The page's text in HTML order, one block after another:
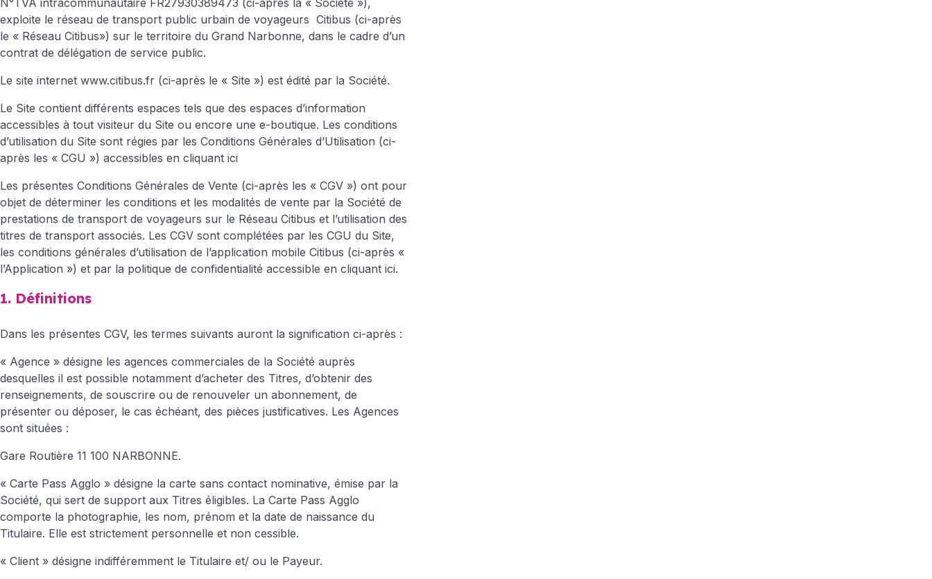
N°TVA intracommunautaire FR27930389473 (ci-après la « Société »),
exploite le réseau de transport public urbain de voyageurs Citibus (ci-après
le « Réseau Citibus») sur le territoire du Grand Narbonne, dans le cadre d’un
contrat de délégation de service public.
Le site internet www.citibus.fr (ci-après le « Site ») est édité par la Société.
Le Site contient différents espaces tels que des espaces d’information
accessibles à tout visiteur du Site ou encore une e-boutique. Les conditions
d’utilisation du Site sont régies par les Conditions Générales d’Utilisation (ci-
après les « CGU ») accessibles en cliquant ici
Les présentes Conditions Générales de Vente (ci-après les « CGV ») ont pour
objet de déterminer les conditions et les modalités de vente par la Société de
prestations de transport de voyageurs sur le Réseau Citibus et l’utilisation des
titres de transport associés. Les CGV sont complétées par les CGU du Site,
les conditions générales d’utilisation de l’application mobile Citibus (ci-après «
l’Application ») et par la politique de confidentialité accessible en cliquant ici.
1. Définitions
Dans les présentes CGV, les termes suivants auront la signification ci-après :
« Agence » désigne les agences commerciales de la Société auprès
desquelles il est possible notamment d’acheter des Titres, d’obtenir des
renseignements, de souscrire ou de renouveler un abonnement, de
présenter ou déposer, le cas échéant, des pièces justificatives. Les Agences
sont situées :
Gare Routière 11 100 NARBONNE.
« Carte Pass Agglo » désigne la carte sans contact nominative, émise par la
Société, qui sert de support aux Titres éligibles. La Carte Pass Agglo
comporte la photographie, les nom, prénom et la date de naissance du
Titulaire. Elle est strictement personnelle et non cessible.
« Client » désigne indifféremment le Titulaire et/ ou le Payeur.